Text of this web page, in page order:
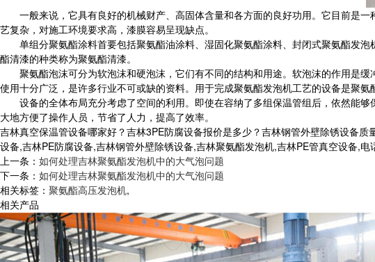
一般来说，它具有良好的机械财产、高固体含量和各方面的良好功用。它目前是一
艺复杂，对施工环境要求高，漆膜容易呈现缺点。
单组分聚氨酯涂料首要包括聚氨酯油涂料、湿固化聚氨酯涂料、封闭式聚氨酯发泡
酯清漆的种类称为聚氨酯清漆。
聚氨酯泡沫可分为软泡沫和硬泡沫，它们有不同的结构和用途。软泡沫的作用是缓
使用十分广泛，是许多行业不可或缺的资料。用于完成聚氨酯发泡机工艺的设备是聚氨
设备的全体布局充分考虑了空间的利用。即使在容纳了多组保温管组后，依然能够
大地方便了操作人员，节省了人力，提高了效率。
吉林真空保温管设备哪家好？吉林3PE防腐设备报价是多少？吉林钢管外壁除锈设备
设备,吉林PE防腐设备,吉林钢管外壁除锈设备,吉林聚氨酯发泡机,吉林PE管真空设备,
上一条： 如何处理吉林聚氨酯发泡机中的大气泡问题
下一条： 如何处理吉林聚氨酯发泡机中的大气泡问题
相关标签： 聚氨酯高压发泡机,
相关产品